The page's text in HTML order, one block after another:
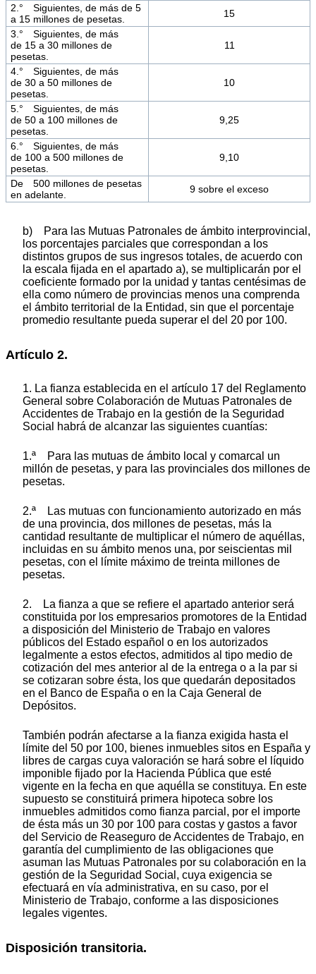
2.° Siguientes, de más de 5
a 15 millones de pesetas.
15
3.° Siguientes, de más
de 15 a 30 millones de
pesetas.
11
4.° Siguientes, de más
de 30 a 50 millones de
pesetas.
10
5.° Siguientes, de más
de 50 a 100 millones de
pesetas.
9,25
6.° Siguientes, de más
de 100 a 500 millones de
pesetas.
9,10
De 500 millones de pesetas
en adelante.
9 sobre el exceso
b) Para las Mutuas Patronales de ámbito interprovincial,
los porcentajes parciales que correspondan a los
distintos grupos de sus ingresos totales, de acuerdo con
la escala fijada en el apartado a), se multiplicarán por el
coeficiente formado por la unidad y tantas centésimas de
ella como número de provincias menos una comprenda
el ámbito territorial de la Entidad, sin que el porcentaje
promedio resultante pueda superar el del 20 por 100.
Artículo 2.
1. La fianza establecida en el artículo 17 del Reglamento
General sobre Colaboración de Mutuas Patronales de
Accidentes de Trabajo en la gestión de la Seguridad
Social habrá de alcanzar las siguientes cuantías:
1.ª Para las mutuas de ámbito local y comarcal un
millón de pesetas, y para las provinciales dos millones de
pesetas.
2.ª Las mutuas con funcionamiento autorizado en más
de una provincia, dos millones de pesetas, más la
cantidad resultante de multiplicar el número de aquéllas,
incluidas en su ámbito menos una, por seiscientas mil
pesetas, con el límite máximo de treinta millones de
pesetas.
2. La fianza a que se refiere el apartado anterior será
constituida por los empresarios promotores de la Entidad
a disposición del Ministerio de Trabajo en valores
públicos del Estado español o en los autorizados
legalmente a estos efectos, admitidos al tipo medio de
cotización del mes anterior al de la entrega o a la par si
se cotizaran sobre ésta, los que quedarán depositados
en el Banco de España o en la Caja General de
Depósitos.
También podrán afectarse a la fianza exigida hasta el
límite del 50 por 100, bienes inmuebles sitos en España y
libres de cargas cuya valoración se hará sobre el líquido
imponible fijado por la Hacienda Pública que esté
vigente en la fecha en que aquélla se constituya. En este
supuesto se constituirá primera hipoteca sobre los
inmuebles admitidos como fianza parcial, por el importe
de ésta más un 30 por 100 para costas y gastos a favor
del Servicio de Reaseguro de Accidentes de Trabajo, en
garantía del cumplimiento de las obligaciones que
asuman las Mutuas Patronales por su colaboración en la
gestión de la Seguridad Social, cuya exigencia se
efectuará en vía administrativa, en su caso, por el
Ministerio de Trabajo, conforme a las disposiciones
legales vigentes.
Disposición transitoria.